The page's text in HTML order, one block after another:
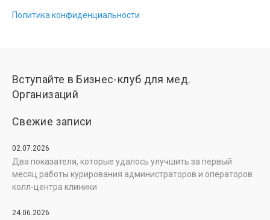
Политика конфиденциальности
Вступайте в Бизнес-клуб для мед.
Организаций
Свежие записи
02.07.2026
Два показателя, которые удалось улучшить за первый
месяц работы курирования администраторов и операторов
колл-центра клиники
24.06.2026